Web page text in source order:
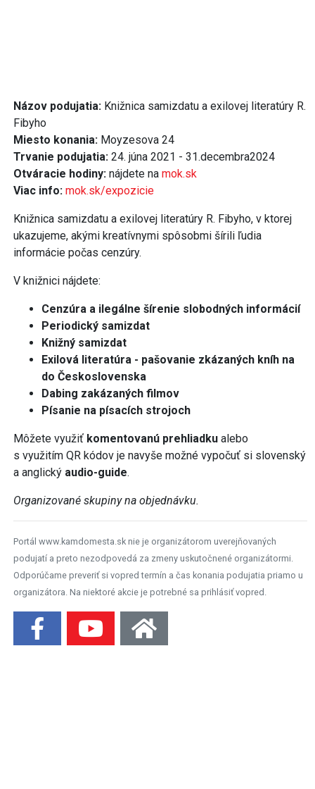
Názov podujatia: Knižnica samizdatu a exilovej literatúry R.
Fibyho
Miesto konania: Moyzesova 24
Trvanie podujatia: 24. júna 2021 - 31.decembra2024
Otváracie hodiny: nájdete na mok.sk
Viac info: mok.sk/expozicie
Knižnica samizdatu a exilovej literatúry R. Fibyho, v ktorej
ukazujeme, akými kreatívnymi spôsobmi šírili ľudia
informácie počas cenzúry.
V knižnici nájdete:
Cenzúra a ilegálne šírenie slobodných informácií
Periodický samizdat
Knižný samizdat
Exilová literatúra - pašovanie zkázaných kníh na
do Československa
Dabing zakázaných filmov
Písanie na písacích strojoch
Môžete využiť komentovanú prehliadku alebo
s využitím QR kódov je navyše možné vypočuť si slovenský
a anglický audio-guide.
Organizované skupiny na objednávku.
Portál www.kamdomesta.sk nie je organizátorom uverejňovaných
podujatí a preto nezodpovedá za zmeny uskutočnené organizátormi.
Odporúčame preveriť si vopred termín a čas konania podujatia priamo u
organizátora. Na niektoré akcie je potrebné sa prihlásiť vopred.